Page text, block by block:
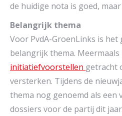
de huidige nota is goed,
Belangrijk thema
Voor PvdA-GroenLinks is het
belangrijk thema.
initiatiefvoorstellen getracht
versterken. Tijdens de
thema nog genoemd als een
dossiers voor de partij dit